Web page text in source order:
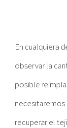
En cualquiera
observar la
posible
recuperar el